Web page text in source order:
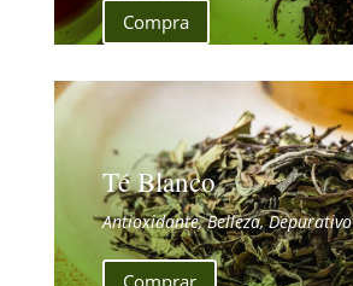
Compra
Té Blanco
Antioxidante, Belleza, Depurativo